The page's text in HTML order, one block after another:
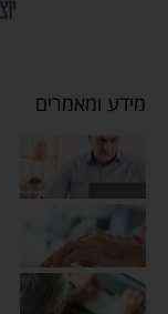
מידע ומאמרים